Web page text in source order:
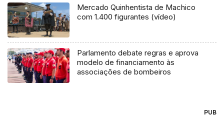
Mercado Quinhentista de Machico
com 1.400 figurantes (vídeo)
Parlamento debate regras e aprova
modelo de financiamento às
associações de bombeiros
PUB